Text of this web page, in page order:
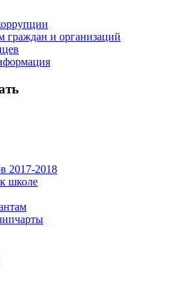
и организаций
2017-2018
школе